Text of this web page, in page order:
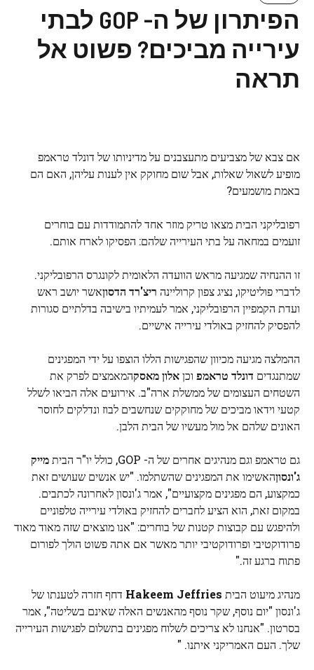
הפיתרון של ה- GOP לבתי
עירייה מביכים? פשוט אל
תראה
אם צבא של מצביעים מתעצבנים על מדיניותו של דונלד טראמפ
מופיע לשאול שאלות, אבל שום מחוקק אין לענות עליהן, האם הם
באמת מושמעים?
רפובליקני הבית מצאו טריק מוזר אחד להתמודדות עם בוחרים
זועמים במחאה על בתי העירייה שלהם: הפסיקו לארח אותם.
זו ההנחיה שמגיעה מראש הוועדה הלאומית לקונגרס הרפובליקני.
לדברי פוליטיקו, נציג צפון קרוליינה ריצ'רד הדסוןאשר יושב ראש
ועדת הקמפיין הרפובליקני, אמר לעמיתיו בישיבה בדלתיים סגורות
להפסיק להחזיק באולדי עירייה אישיים.
ההמלצה מגיעה מכיוון שהפגישות הללו הוצפו על ידי המפגינים
שמתנגדים דונלד טראמפ וכןאלון מאסקהמאמצים לפרק את
השטחים העצומים של ממשלת ארה"ב. אירועים אלה הביאו לשלל
קטעי וידאו מביכים של מחוקקים שנחשבים לבוז ונדלקים לחוסר
האונים שלהם אל מול מעשיו של הבית הלבן.
גם טראמפ וגם מנהיגים אחרים של ה- GOP, כולל יו"ר הבית
מייק
ג'ונסוןהאשימו את המפגינים שהשתלמו. "יש אנשים שעושים זאת
כמקצוע, הם מפגינים מקצועיים", אמר ג'ונסון לאחרונה לכתבים.
במקום זאת, הוא הציע לחברים להחזיק באולדי עירייה טלפוניים
ולהיפגש עם קבוצות קטנות של בוחרים: "אנו מוצאים שזה מאוד מאוד
פרודוקטיבי ופרודוקטיבי יותר מאשר אם אתה פשוט הולך לפורום
פתוח ברגע זה."
מנהיג מיעוט הבית Hakeem Jeffries דחף חזרה לטענתו של
ג'ונסון "יום נוסף, שקר נוסף מהאנשים האלה שאינם בשליטה", אמר
בסרטון. "אנחנו לא צריכים לשלוח מפגינים בתשלום לפגישות העירייה
שלך. העם האמריקני איתנו. "